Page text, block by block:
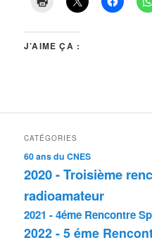
J’AIME ÇA :
CATÉGORIES
60 ans du CNES
2020 - Troisième
radioamateur
2021 - 4éme Rencontre
2022 - 5 éme